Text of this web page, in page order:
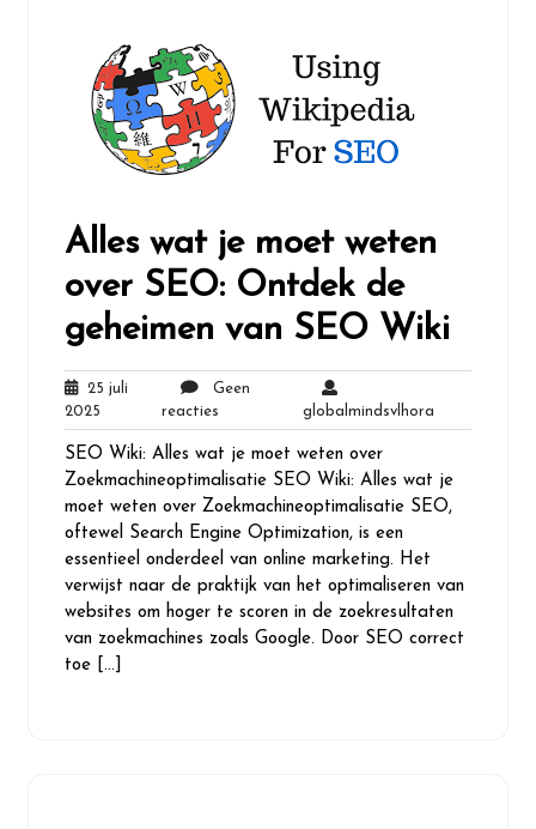
Alles wat je moet weten
over SEO: Ontdek de
geheimen van SEO Wiki
25 juli
2025
juli
2025
Geen
reacties
reacties
globalmindsvlhora
SEO Wiki: Alles wat je moet weten over
Zoekmachineoptimalisatie SEO Wiki: Alles wat je
moet weten over Zoekmachineoptimalisatie SEO,
oftewel Search Engine Optimization, is een
essentieel onderdeel van online marketing. Het
verwijst naar de praktijk van het optimaliseren van
websites om hoger te scoren in de zoekresultaten
van zoekmachines zoals Google. Door SEO correct
toe […]